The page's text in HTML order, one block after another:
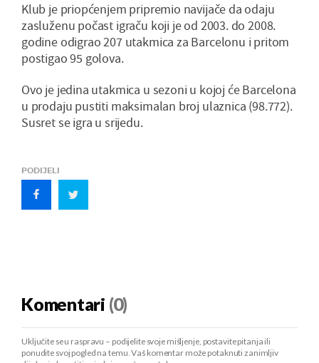
Klub je priopćenjem pripremio navijače da odaju
zasluženu počast igraču koji je od 2003. do 2008.
godine odigrao 207 utakmica za Barcelonu i pritom
postigao 95 golova.
Ovo je jedina utakmica u sezoni u kojoj će Barcelona
u prodaju pustiti maksimalan broj ulaznica (98.772).
Susret se igra u srijedu.
PODIJELI
Komentari (0)
Uključite se u raspravu – podijelite svoje mišljenje, postavite pitanja ili
ponudite svoj pogled na temu. Vaš komentar može potaknuti zanimljiv